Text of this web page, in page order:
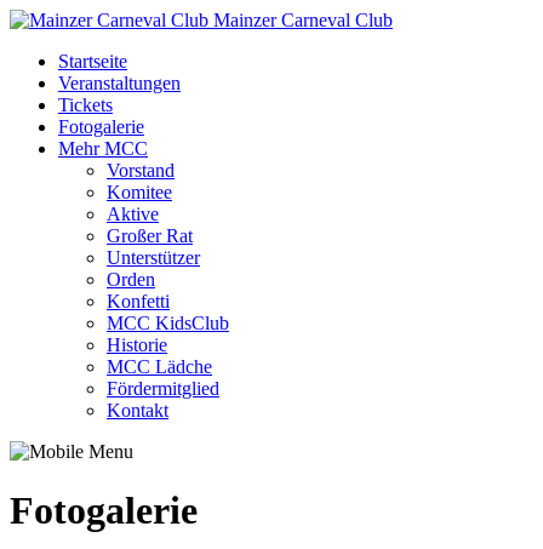
Mainzer Carneval Club
Startseite
Veranstaltungen
Tickets
Fotogalerie
Mehr MCC
Vorstand
Komitee
Aktive
Großer Rat
Unterstützer
Orden
Konfetti
MCC KidsClub
Historie
MCC Lädche
Fördermitglied
Kontakt
Fotogalerie